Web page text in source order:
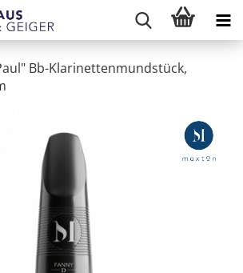
Bb-Klarinettenmundstück,